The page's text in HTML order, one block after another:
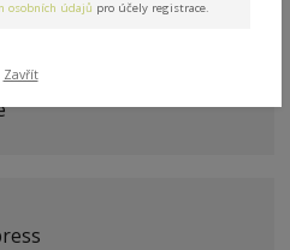
osobních údajů pro účely registrace.
Zavřít